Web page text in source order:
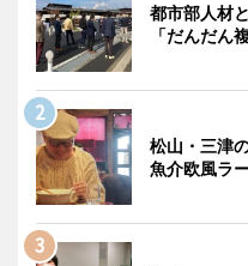
都市部人材
「だんだん
松山・三津
魚介欧風ラ